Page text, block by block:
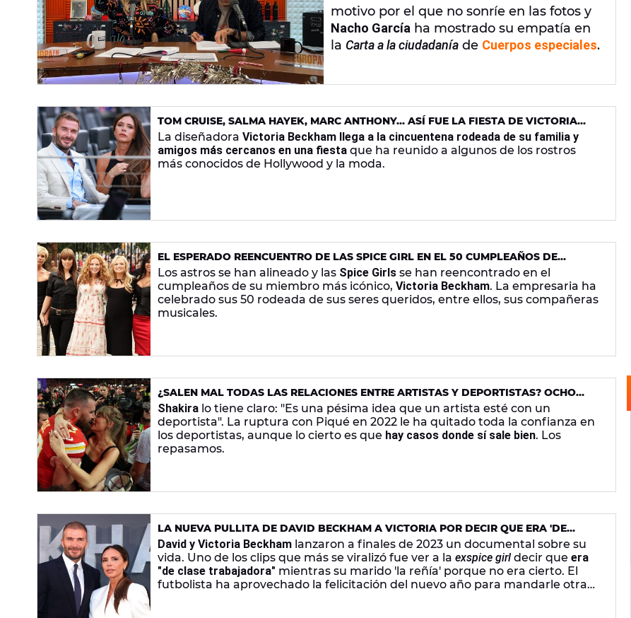
motivo por el que no sonríe en las fotos y
Nacho García ha mostrado su empatía en
la Carta a la ciudadanía de Cuerpos especiales.
TOM CRUISE, SALMA HAYEK, MARC ANTHONY... ASÍ FUE LA FIESTA DE VICTORIA
BECKHAM POR SUS 50 AÑOS
La diseñadora Victoria Beckham llega a la cincuentena rodeada de su familia y
amigos más cercanos en una fiesta que ha reunido a algunos de los rostros
más conocidos de Hollywood y la moda.
EL ESPERADO REENCUENTRO DE LAS SPICE GIRL EN EL 50 CUMPLEAÑOS DE
VICTORIA BECKHAM QUE NOS HA HECHO VIAJAR AL PASADO
Los astros se han alineado y las Spice Girls se han reencontrado en el
cumpleaños de su miembro más icónico, Victoria Beckham. La empresaria ha
celebrado sus 50 rodeada de sus seres queridos, entre ellos, sus compañeras
musicales.
¿SALEN MAL TODAS LAS RELACIONES ENTRE ARTISTAS Y DEPORTISTAS? OCHO
CASOS QUE LO DESMIENTEN
Shakira lo tiene claro: "Es una pésima idea que un artista esté con un
deportista". La ruptura con Piqué en 2022 le ha quitado toda la confianza en
los deportistas, aunque lo cierto es que hay casos donde sí sale bien. Los
repasamos.
LA NUEVA PULLITA DE DAVID BECKHAM A VICTORIA POR DECIR QUE ERA 'DE
CLASE TRABAJADORA'
David y Victoria Beckham lanzaron a finales de 2023 un documental sobre su
vida. Uno de los clips que más se viralizó fue ver a la exspice girldecir que era
"de clase trabajadora" mientras su marido 'la reñía' porque no era cierto. El
futbolista ha aprovechado la felicitación del nuevo año para mandarle otra